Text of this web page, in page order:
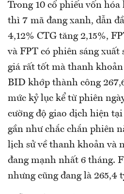
Trong 10 cổ phiếu vốn
thì 7 mã đang xanh, dẫn
4,12% CTG tăng 2,15%,
và FPT có phiên sáng xuất
giá rất tốt mà thanh khoản
BID khớp thành công
mức kỷ lục kể từ phiên
cường độ giao dịch hiện
gần như chắc chắn phiên
lịch sử về thanh khoản và
đang mạnh nhất 6 tháng.
nhưng cũng đang là 265,4